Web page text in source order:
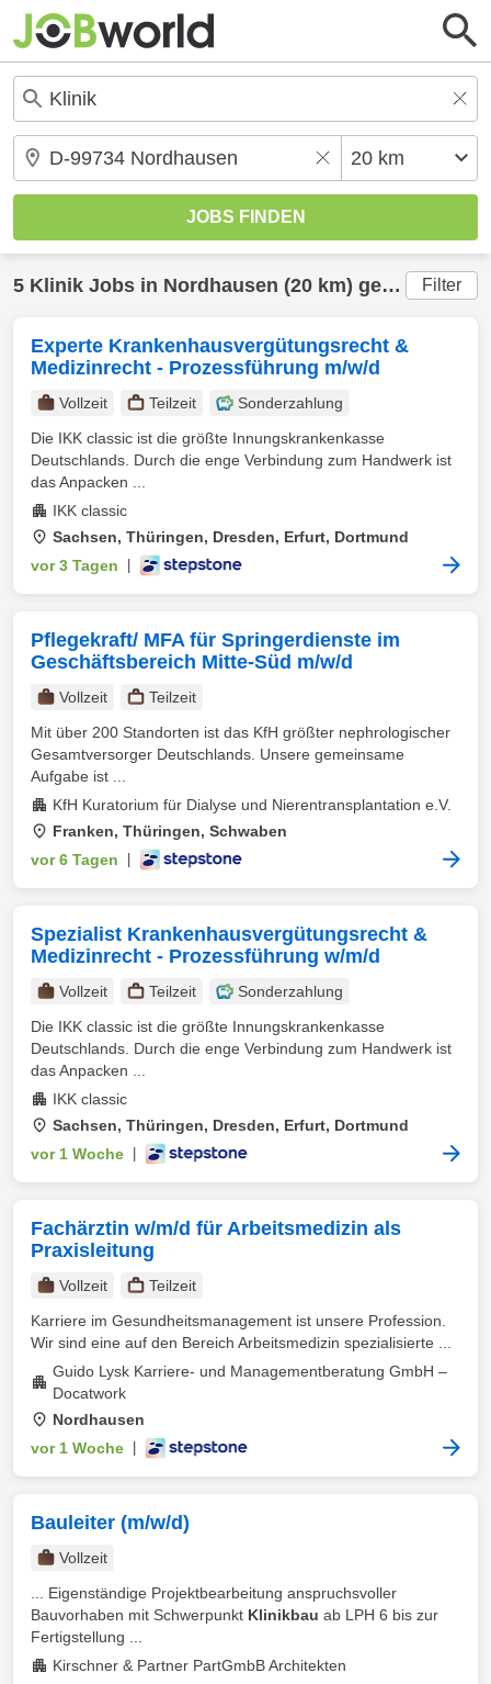
5 Klinik Jobs in Nordhausen (20 km) gefunden Filter
Experte Krankenhausvergütungsrecht &
Medizinrecht - Prozessführung m/w/d
Vollzeit Teilzeit
Sonderzahlung
Die IKK classic ist die größte Innungskrankenkasse
Deutschlands. Durch die enge Verbindung zum Handwerk ist
das Anpacken ...
IKK classic
Sachsen, Thüringen, Dresden, Erfurt, Dortmund
vor 3 Tagen
Pflegekraft/ MFA für Springerdienste im
Geschäftsbereich Mitte-Süd m/w/d
Vollzeit
Teilzeit
Mit über 200 Standorten ist das KfH größter nephrologischer
Gesamtversorger Deutschlands. Unsere gemeinsame
Aufgabe ist ...
KfH Kuratorium für Dialyse und Nierentransplantation e.V.
Franken, Thüringen, Schwaben
vor 6 Tagen
Spezialist Krankenhausvergütungsrecht &
Medizinrecht - Prozessführung w/m/d
Vollzeit Teilzeit
Sonderzahlung
Die IKK classic ist die größte Innungskrankenkasse
Deutschlands. Durch die enge Verbindung zum Handwerk ist
das Anpacken ...
IKK classic
Sachsen, Thüringen, Dresden, Erfurt, Dortmund
vor 1 Woche
Fachärztin w/m/d für Arbeitsmedizin als
Praxisleitung
Vollzeit
Teilzeit
Karriere im Gesundheitsmanagement ist unsere Profession.
Wir sind eine auf den Bereich Arbeitsmedizin spezialisierte ...
Guido Lysk Karriere- und Managementberatung GmbH –
Docatwork
Nordhausen
vor 1 Woche
Bauleiter (m/w/d)
Vollzeit
... Eigenständige Projektbearbeitung anspruchsvoller
Bauvorhaben mit Schwerpunkt Klinikbau ab LPH 6 bis zur
Fertigstellung ...
Kirschner & Partner PartGmbB Architekten